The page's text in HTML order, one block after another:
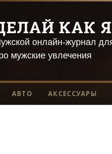
КАК Я
онлайн-журнал
мужские увлечения
АВТО АКСЕССУАРЫ